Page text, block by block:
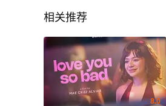
相关推荐
8.0